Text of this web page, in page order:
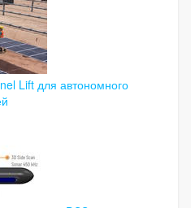
Lift для автономного